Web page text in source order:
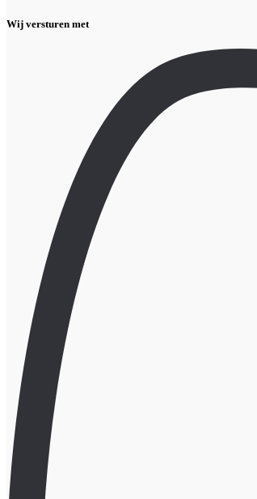
Wij versturen met